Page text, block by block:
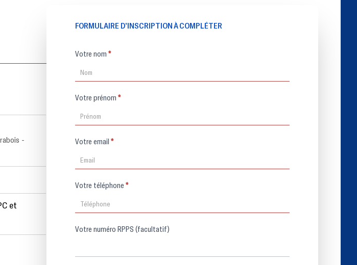
-
et
FORMULAIRE D’INSCRIPTION À COMPLÉTER
Formulaire
Votre nom *
Votre prénom *
Votre email *
Votre téléphone *
Votre numéro RPPS (facultatif)